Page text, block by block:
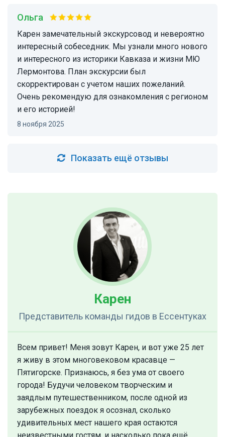
Ольга
Карен замечательный экскурсовод и невероятно
интересный собеседник. Мы узнали много нового
и интересного из историки Кавказа и жизни МЮ
Лермонтова. План экскурсии был
скорректирован с учетом наших пожеланий.
Очень рекомендую для ознакомления с регионом
и его историей!
8 ноября 2025
Показать ещё отзывы
Карен
Представитель команды гидов в Ессентуках
Всем привет! Меня зовут Карен, и вот уже 25 лет
я живу в этом многовековом красавце —
Пятигорске. Признаюсь, я без ума от своего
города! Будучи человеком творческим и
заядлым путешественником, после одной из
зарубежных поездок я осознал, сколько
удивительных мест нашего края остаются